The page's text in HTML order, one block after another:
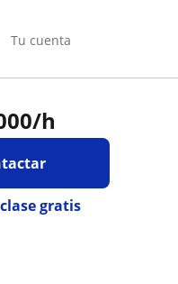
Tu cuenta
/h
gratis